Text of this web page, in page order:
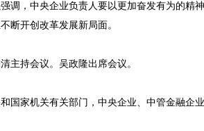
调，中央企业负责人要以更加奋发有为的精
断开创改革发展新局面。
主持会议。吴政隆出席会议。
国家机关有关部门，中央企业、中管金融企